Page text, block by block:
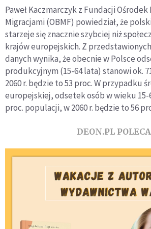
Paweł Kaczmarczyk z Fundacji Ośrodek
Migracjami (OBMF) powiedział, że
starzeje się znacznie szybciej niż
krajów europejskich. Z
danych wynika, że obecnie w Polsce
produkcyjnym (15-64 lata) stanowi ok.
2060 r. będzie to 53 proc. W przypadku
europejskiej, odsetek osób w wieku 15-
proc. populacji, w 2060 r. będzie to 56
DEON.PL POLECA